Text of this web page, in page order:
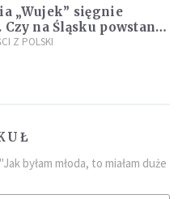
„Wujek” sięgnie
Czy na Śląsku powstanie
Z POLSKI
byłam młoda, to miałam duże